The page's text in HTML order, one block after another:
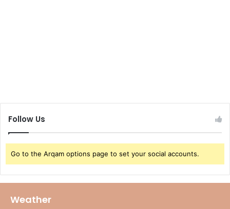
Follow Us
Go to the Arqam options page to set your social accounts.
Weather